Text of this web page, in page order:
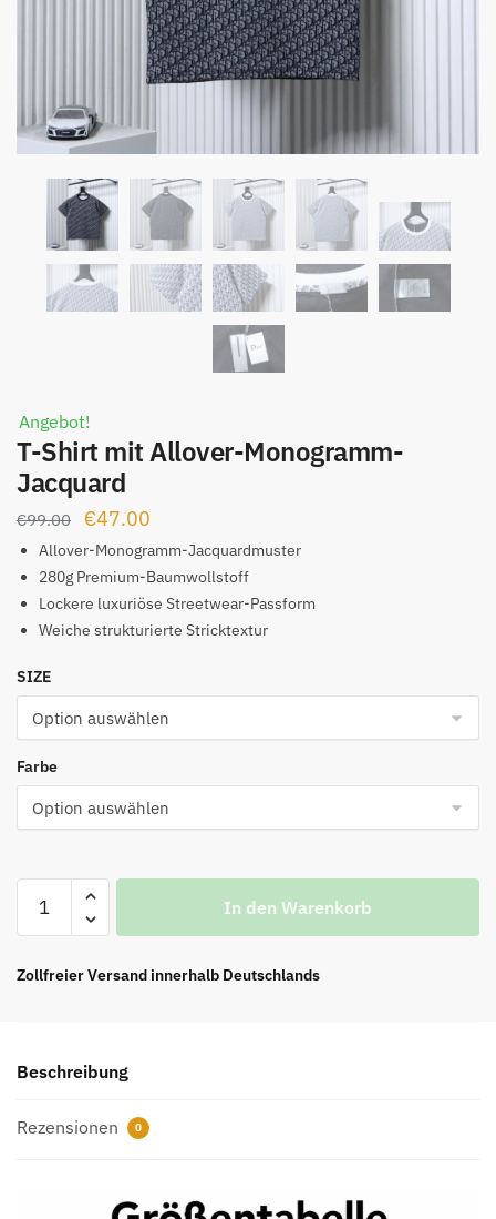
Angebot!
T-Shirt mit Allover-Monogramm-
Jacquard
€99.00
Ursprünglicher
Preis
war:
€99.00
€47.00
Preis
ist:
€47.00.
Allover-Monogramm-Jacquardmuster
280g Premium-Baumwollstoff
Lockere luxuriöse Streetwear-Passform
Weiche strukturierte Stricktextur
SIZE
Farbe
Shirt
Allover-
In den Warenkorb
Zollfreier Versand innerhalb Deutschlands
Beschreibung
Rezensionen 0